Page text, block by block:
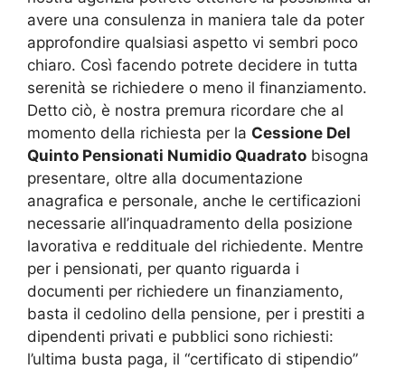
avere una consulenza in maniera tale da poter
approfondire qualsiasi aspetto vi sembri poco
chiaro. Così facendo potrete decidere in tutta
serenità se richiedere o meno il finanziamento.
Detto ciò, è nostra premura ricordare che al
momento della richiesta per la Cessione Del
Quinto Pensionati Numidio Quadrato bisogna
presentare, oltre alla documentazione
anagrafica e personale, anche le certificazioni
necessarie all’inquadramento della posizione
lavorativa e reddituale del richiedente. Mentre
per i pensionati, per quanto riguarda i
documenti per richiedere un finanziamento,
basta il cedolino della pensione, per i prestiti a
dipendenti privati e pubblici sono richiesti:
l’ultima busta paga, il “certificato di stipendio”